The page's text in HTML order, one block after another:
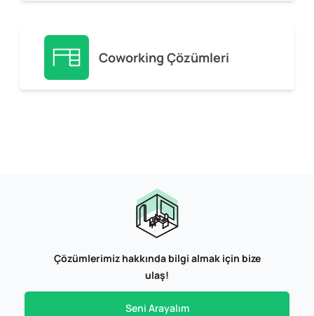
Coworking Çözümleri
Çözümlerimiz hakkında bilgi almak için bize
ulaş!
Seni Arayalım